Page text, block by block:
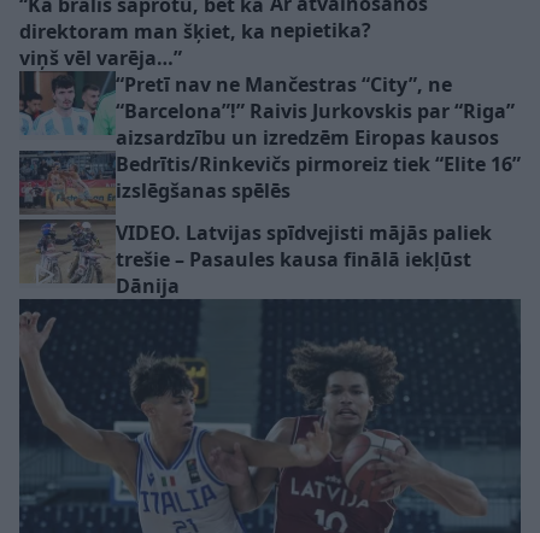
direktoram man šķiet, ka
viņš vēl varēja…”
nepietika?
“Pretī nav ne Mančestras “City”, ne
“Barcelona”!” Raivis Jurkovskis par “Riga”
aizsardzību un izredzēm Eiropas kausos
Bedrītis/Rinkevičs pirmoreiz tiek “Elite 16”
izslēgšanas spēlēs
VIDEO. Latvijas spīdvejisti mājās paliek
trešie – Pasaules kausa finālā iekļūst
Dānija